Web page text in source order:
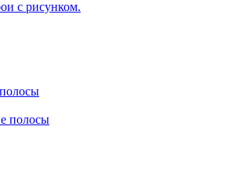
с рисунком.
полосы